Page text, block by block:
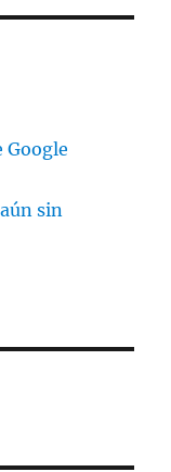
Google
sin